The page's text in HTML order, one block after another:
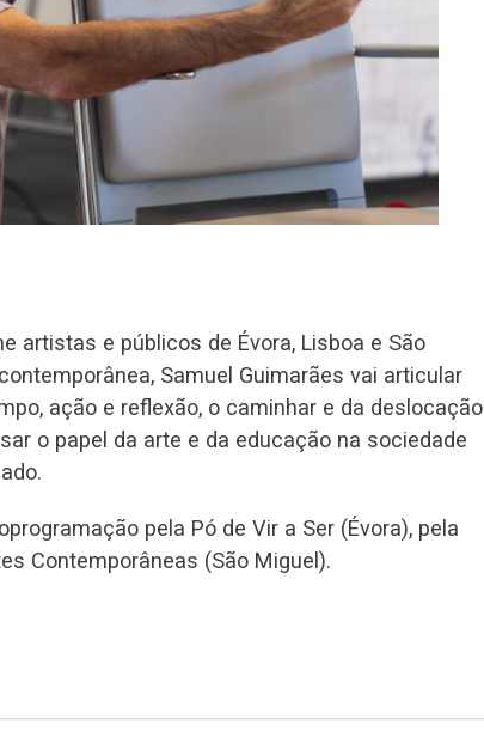
artistas e públicos de Évora, Lisboa e São
Samuel Guimarães vai articular
ação e reflexão, o caminhar e da deslocação
o papel da arte e da educação na sociedade
pela Pó de Vir a Ser (Évora), pela
Contemporâneas (São Miguel).